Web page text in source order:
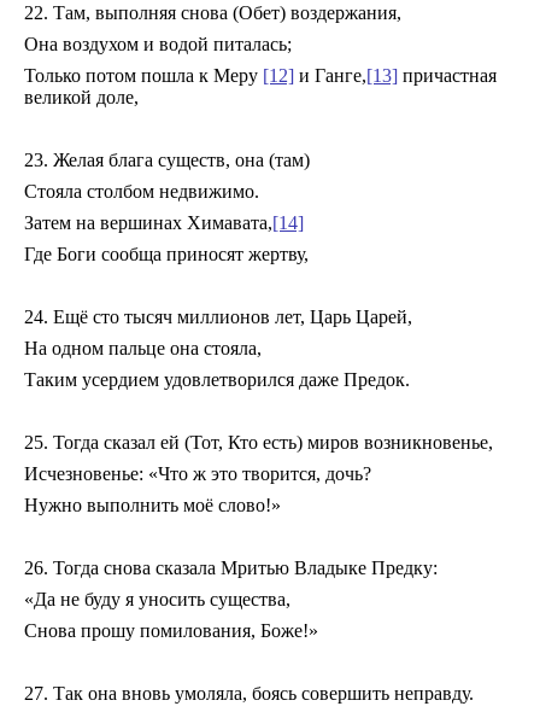
22. Там, выполняя снова (Обет) воздержания,
Она воздухом и водой питалась;
Только потом пошла к Меру [12] и Ганге,[13] причастная
великой доле,
23. Желая блага существ, она (там)
Стояла столбом недвижимо.
Затем на вершинах Химавата,[14]
Где Боги сообща приносят жертву,
24. Ещё сто тысяч миллионов лет, Царь Царей,
На одном пальце она стояла,
Таким усердием удовлетворился даже Предок.
25. Тогда сказал ей (Тот, Кто есть) миров возникновенье,
Исчезновенье: «Что ж это творится, дочь?
Нужно выполнить моё слово!»
26. Тогда снова сказала Мритью Владыке Предку:
«Да не буду я уносить существа,
Снова прошу помилования, Боже!»
27. Так она вновь умоляла, боясь совершить неправду.